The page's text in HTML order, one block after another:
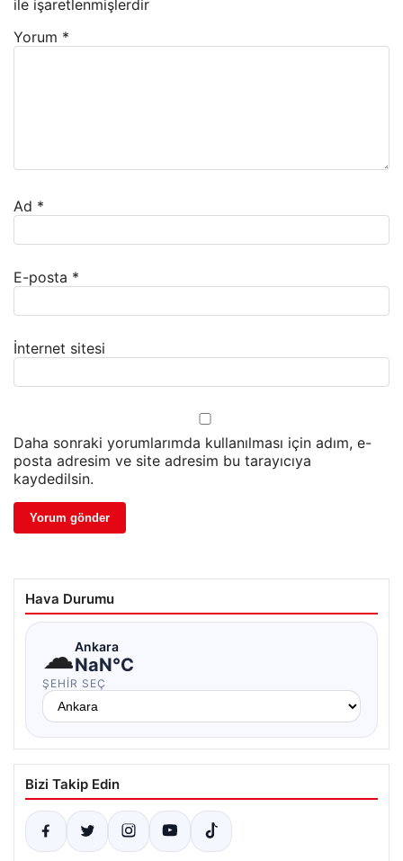
ile işaretlenmişlerdir
Yorum *
Ad *
E-posta *
İnternet sitesi
Daha sonraki yorumlarımda kullanılması için adım, e-
posta adresim ve site adresim bu tarayıcıya
kaydedilsin.
Hava Durumu
☁Ankara
NaN°C
ŞEHIR SEÇ
Bizi Takip Edin